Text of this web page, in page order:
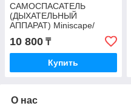
САМОСПАСАТЕЛЬ
(ДЫХАТЕЛЬНЫЙ
АППАРАТ) Miniscape/
МИНИСКЕЙП MSA AUER
10 800 ₸
Купить
О нас